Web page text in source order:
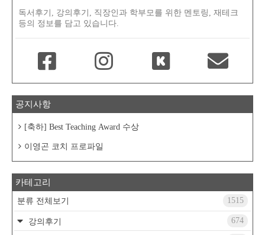
독서후기, 강의후기, 직장인과 학부모를 위한 멘토링, 재테크
등의 정보를 담고 있습니다.
공지사항
[축하] Best Teaching Award 수상
이영곤 코치 프로파일
카테고리
분류 전체보기 1515
강의후기 674